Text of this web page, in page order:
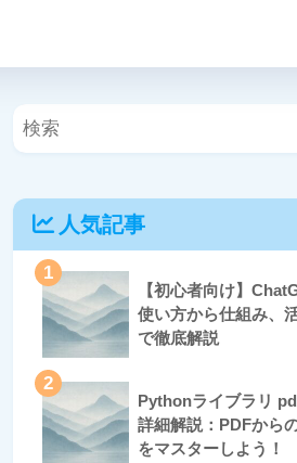
人気記事
1
【初心者向け】
使い方から仕組み、
で徹底解説
2
Pythonライブラリ
詳細解説：PDFから
をマスターしよう！